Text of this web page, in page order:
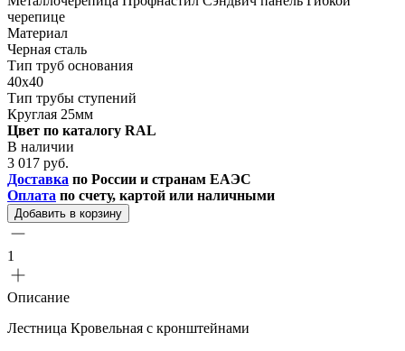
черепице
Материал
Черная сталь
Тип труб основания
40х40
Тип трубы ступений
Круглая 25мм
Цвет по каталогу RAL
В наличии
3 017 руб.
Доставка по России и странам ЕАЭС
Оплата по счету, картой или наличными
Добавить в корзину
1
Описание
Лестница Кровельная с кронштейнами